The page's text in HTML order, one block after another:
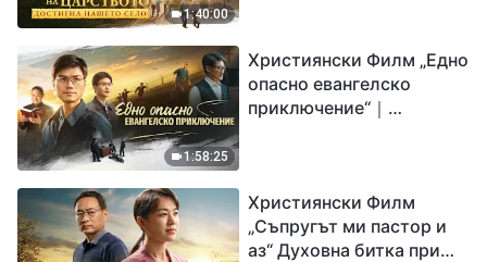
1:40:00
1:58:25
Християнски Филм „Едно
опасно евангелско
приключение“｜
Исус
Християнски Филм
„Съпругът ми пастор и
аз“ Духовна битка при